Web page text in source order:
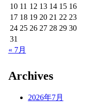
10 11 12 13 14 15 16
17 18 19 20 21 22 23
24 25 26 27 28 29 30
31
« 7月
Archives
2026年7月